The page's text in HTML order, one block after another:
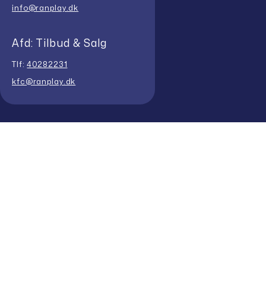
info@ranplay.dk
Afd: Tilbud & Salg
Tlf:40282231
kfc@ranplay.dk